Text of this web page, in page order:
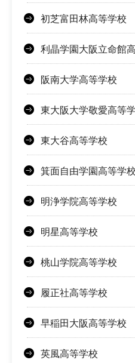
初芝富田林高等学校
利晶学園大阪立命館
阪南大学高等学校
東大阪大学敬愛高等
東大谷高等学校
箕面自由学園高等学校
明浄学院高等学校
明星高等学校
桃山学院高等学校
履正社高等学校
早稲田大阪高等学校
英風高等学校